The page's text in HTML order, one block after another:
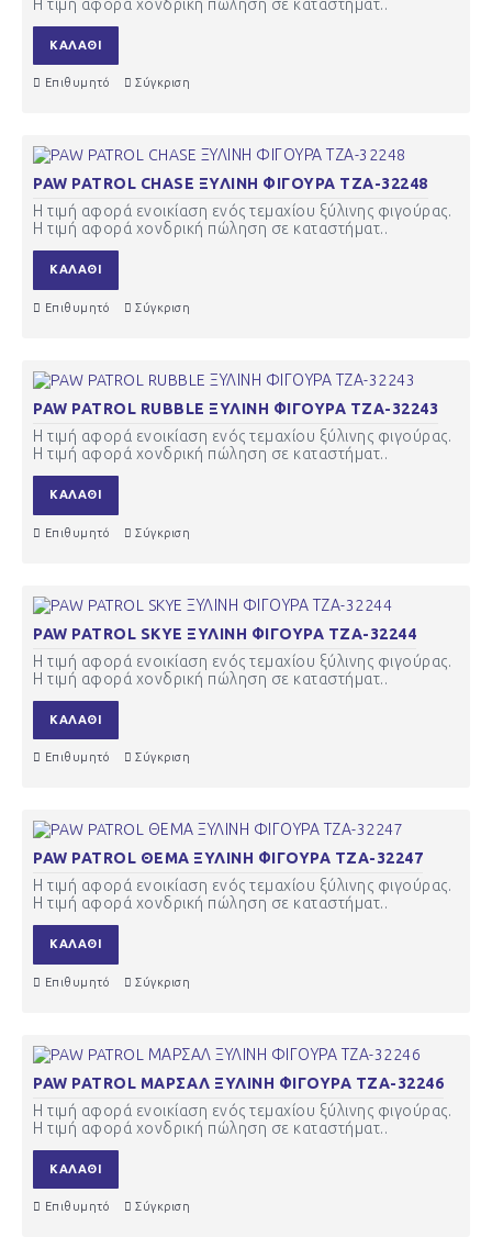
Η τιμή αφορά χονδρική πώληση σε καταστήματ..
ΚΑΛΆΘΙ
Επιθυμητό Σύγκριση
PAW PATROL CHASE ΞΥΛΙΝΗ ΦΙΓΟΥΡΑ ΤΖΑ-32248
Η τιμή αφορά ενοικίαση ενός τεμαχίου ξύλινης φιγούρας.
Η τιμή αφορά χονδρική πώληση σε καταστήματ..
ΚΑΛΆΘΙ
Επιθυμητό Σύγκριση
PAW PATROL RUBBLE ΞΥΛΙΝΗ ΦΙΓΟΥΡΑ ΤΖΑ-32243
Η τιμή αφορά ενοικίαση ενός τεμαχίου ξύλινης φιγούρας.
Η τιμή αφορά χονδρική πώληση σε καταστήματ..
ΚΑΛΆΘΙ
Επιθυμητό Σύγκριση
PAW PATROL SKYE ΞΥΛΙΝΗ ΦΙΓΟΥΡΑ ΤΖΑ-32244
Η τιμή αφορά ενοικίαση ενός τεμαχίου ξύλινης φιγούρας.
Η τιμή αφορά χονδρική πώληση σε καταστήματ..
ΚΑΛΆΘΙ
Επιθυμητό Σύγκριση
PAW PATROL ΘΕΜΑ ΞΥΛΙΝΗ ΦΙΓΟΥΡΑ ΤΖΑ-32247
Η τιμή αφορά ενοικίαση ενός τεμαχίου ξύλινης φιγούρας.
Η τιμή αφορά χονδρική πώληση σε καταστήματ..
ΚΑΛΆΘΙ
Επιθυμητό Σύγκριση
PAW PATROL ΜΑΡΣΑΛ ΞΥΛΙΝΗ ΦΙΓΟΥΡΑ ΤΖΑ-32246
Η τιμή αφορά ενοικίαση ενός τεμαχίου ξύλινης φιγούρας.
Η τιμή αφορά χονδρική πώληση σε καταστήματ..
ΚΑΛΆΘΙ
Επιθυμητό Σύγκριση